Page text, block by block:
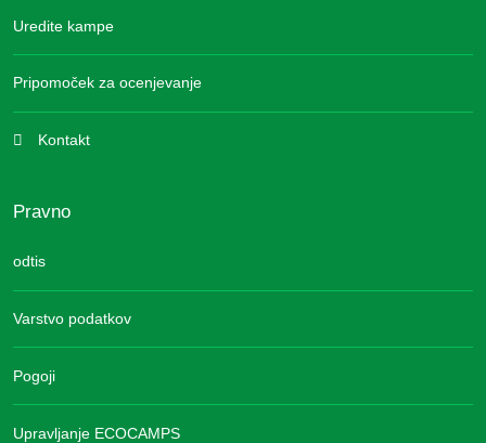
Uredite kampe
Pripomoček za ocenjevanje
Kontakt
Pravno
odtis
Varstvo podatkov
Pogoji
Upravljanje ECOCAMPS